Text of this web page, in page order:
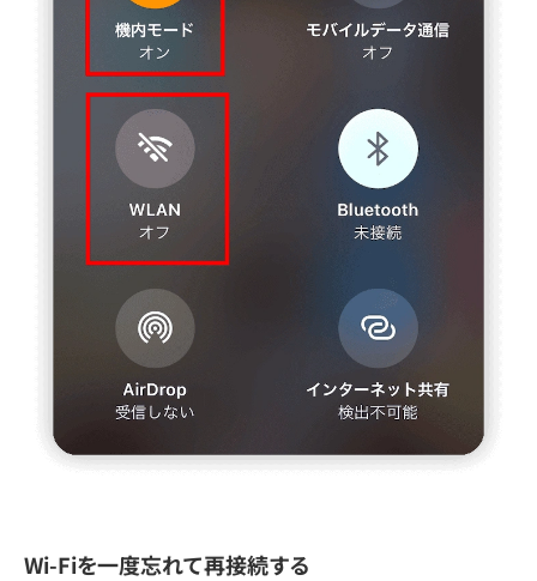
Wi-Fiを一度忘れて再接続する